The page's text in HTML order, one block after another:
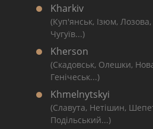
Kharkiv
(Куп'янськ, Ізюм,
Чугуїв...)
Kherson
(Скадовськ, Олешки,
Генічеськ...)
Khmelnytskyi
(Славута, Нетішин,
Подільський...)